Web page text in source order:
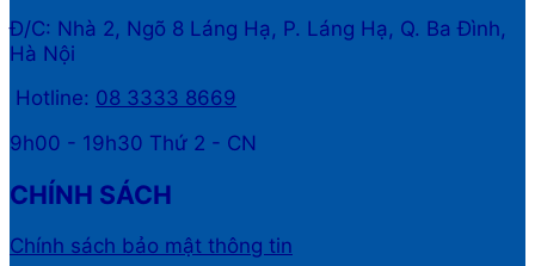
Đ/C: Nhà 2, Ngõ 8 Láng Hạ, P. Láng Hạ, Q. Ba Đình,
Hà Nội
Hotline: 08 3333 8669
9h00 - 19h30 Thứ 2 - CN
CHÍNH SÁCH
Chính sách bảo mật thông tin